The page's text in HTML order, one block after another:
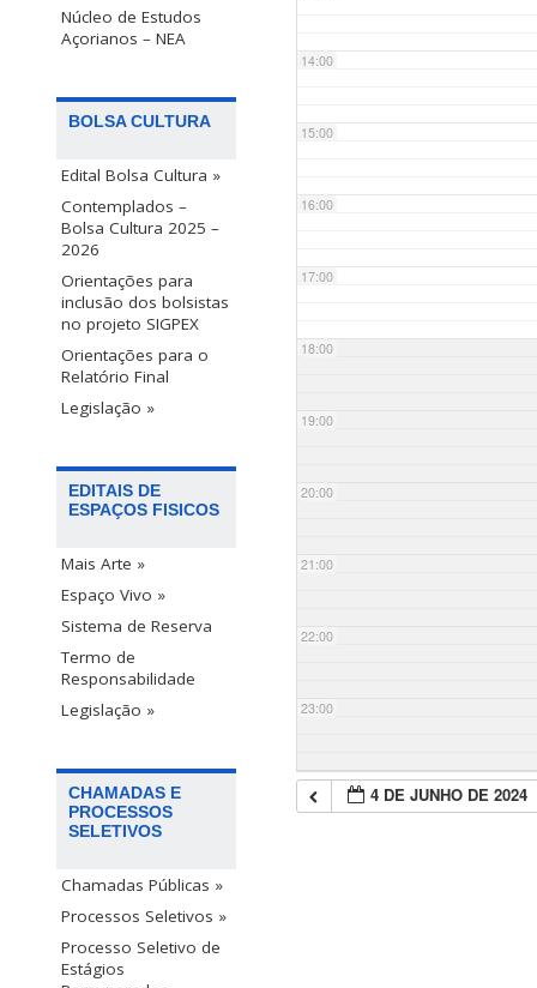
Núcleo de Estudos
Açorianos – NEA
BOLSA CULTURA
Edital Bolsa Cultura »
Contemplados –
Bolsa Cultura 2025 –
2026
Orientações para
inclusão dos bolsistas
no projeto SIGPEX
Orientações para o
Relatório Final
Legislação »
EDITAIS DE
ESPAÇOS FISICOS
Mais Arte »
Espaço Vivo »
Sistema de Reserva
Termo de
Responsabilidade
Legislação »
CHAMADAS E
PROCESSOS
SELETIVOS
Chamadas Públicas »
Processos Seletivos »
Processo Seletivo de
Estágios
14:00
15:00
16:00
17:00
18:00
19:00
20:00
21:00
22:00
23:00
4 DE JUNHO DE 2024